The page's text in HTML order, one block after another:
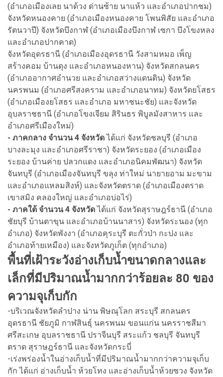
(อำเภอเมืองเลย นาด้วง ด่านซ้าย นาแห้ว และอำเภอปากชม)
จังหวัดหนองคาย (อำเภอเมืองหนองคาย โพนพิสัย และอำเภอ
รัตนวาปี) จังหวัดบึงกาฬ (อำเภอเมืองบึงกาฬ เซกา บึงโขงหลง
และอำเภอปากคาด)
จังหวัดอุดรธานี (อำเภอเมืองอุดรธานี วังสามหมอ เพ็ญ
สร้างคอม บ้านดุง และอำเภอหนองหาน) จังหวัดสกลนคร
(อำเภออากาศอำนวย และอำเภอสว่างแดนดิน) จังหวัด
นครพนม (อำเภอศรีสงคราม และอำเภอนาทม) จังหวัดยโสธร
(อำเภอเมืองยโสธร และอำเภอ มหาชนะชัย) และจังหวัด
อุบลราชธานี (อำเภอโขงเจียม สิรินธร พิบูลมังสาหาร และ
อำเภอศรีเมืองใหม่)
- ภาคกลาง จำนวน 4 จังหวัดได้แก่ จังหวัดชลบุรี (อำเภอ
บางละมุง และอำเภอศรีราชา) จังหวัดระยอง (อำเภอเมือง
ระยอง บ้านค่าย ปลวกแดง และอำเภอนิคมพัฒนา) จังหวัด
จันทบุรี (อำเภอเมืองจันทบุรี ขลุง ท่าใหม่ นายายอาม มะขาม
และอำเภอแหลมสิงห์) และจังหวัดตราด (อำเภอเมืองตราด
เขาสมิง คลองใหญ่ และอำเภอบ่อไร่)
- ภาคใต้ จำนวน 4 จังหวัดได้แก่ จังหวัดสุราษฎร์ธานี (อำเภอ
ชัยบุรี บ้านตาขุน และอำเภอบ้านนาสาร) จังหวัดระนอง (ทุก
อำเภอ) จังหวัดพังงา (อำเภอคุระบุรี ตะกั่วป่า กะปง และ
อำเภอท้ายเหมือง) และจังหวัดภูเก็ต (ทุกอำเภอ)
พื้นที่เฝ้าระวังอ่างเก็บน้ำขนาดกลางและ
เล็กที่มีปริมาณน้ำมากกว่าร้อยละ 80 ของ
ความจุเก็บกัก
-บริเวณจังหวัดลำปาง น่าน พิษณุโลก สระบุรี สกลนคร
อุดรธานี ชัยภูมิ กาฬสินธุ์ นครพนม ขอนแก่น นครราชสีมา
ศรีสะเกษ อุบลราชธานี ปราจีนบุรี สระแก้ว ชลบุรี จันทบุรี
ตราด สุราษฎร์ธานี และจังหวัดกระบี่
-เร่งพร่องน้ำในอ่างเก็บน้ำที่มีปริมาณน้ำมากกว่าความจุเก็บ
กัก ได้แก่ อ่างเก็บน้ำ ห้วยโทง และอ่างเก็บน้ำห้วยซวง จังหวัด